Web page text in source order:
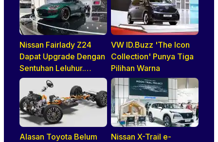
Nissan Fairlady Z24
Dapat Upgrade Dengan
Sentuhan Leluhur.
Indonesia Jadi Negara
Pertama di ASEAN
Yang Disapa
VW ID.Buzz 'The Icon
Collection' Punya Tiga
Pilihan Warna
Alasan Toyota Belum
Nissan X-Trail e-